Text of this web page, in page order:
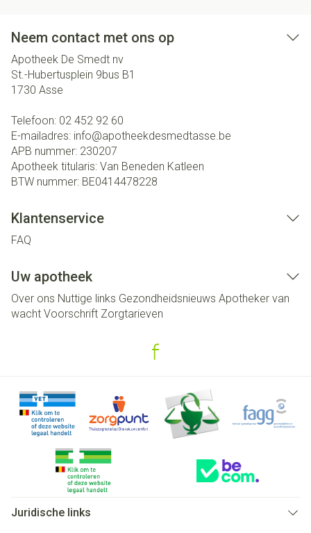
Neem contact met ons op
Apotheek De Smedt nv
St.-Hubertusplein 9bus B1
1730 Asse
Telefoon: 02 452 92 60
E-mailadres: info@apotheekdesmedtasse.be
APB nummer: 230207
Apotheek titularis: Van Beneden Katleen
BTW nummer: BE0414478228
Klantenservice
FAQ
Uw apotheek
Over ons Nuttige links Gezondheidsnieuws Apotheker van
wacht Voorschrift Zorgtarieven
Juridische links